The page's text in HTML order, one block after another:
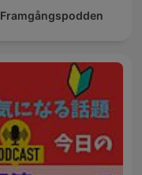
Framgångspodden